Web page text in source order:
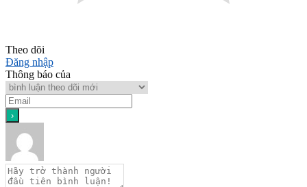
Theo dõi
Đăng nhập
Thông báo của